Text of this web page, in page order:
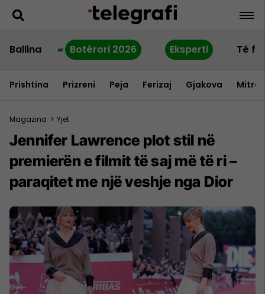
Ballina Botërori 2026 Eksperti Të
Prishtina Prizreni Peja Ferizaj Gjakova
Magazina > Yjet
Jennifer Lawrence plot stil në
premierën e filmit të saj më të ri –
paraqitet me një veshje nga Dior